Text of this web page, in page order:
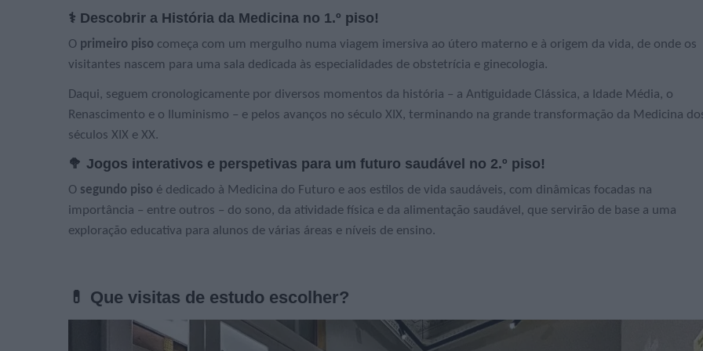
⚕️ Descobrir a História da Medicina no 1.º piso!
O primeiro piso começa com um mergulho numa viagem imersiva ao útero materno e à origem da vida, de onde os
visitantes nascem para uma sala dedicada às especialidades de obstetrícia e ginecologia.
Daqui, seguem cronologicamente por diversos momentos da história – a Antiguidade Clássica, a Idade Média, o
Renascimento e o Iluminismo – e pelos avanços no século XIX, terminando na grande transformação da Medicina
séculos XIX e XX.
🥦 Jogos interativos e perspetivas para um futuro saudável no 2.º piso!
O segundo piso é dedicado à Medicina do Futuro e aos estilos de vida saudáveis, com dinâmicas focadas na
importância – entre outros – do sono, da atividade física e da alimentação saudável, que servirão de base a uma
exploração educativa para alunos de várias áreas e níveis de ensino.
💊 Que visitas de estudo escolher?